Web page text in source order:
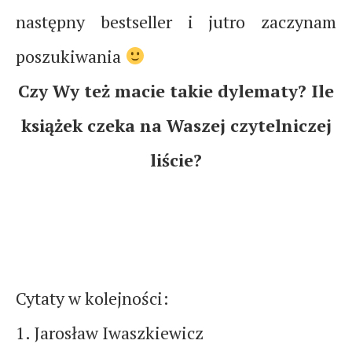
następny bestseller i jutro zaczynam
poszukiwania
Czy Wy też macie takie dylematy? Ile
książek czeka na Waszej czytelniczej
liście?
Cytaty w kolejności:
1. Jarosław Iwaszkiewicz